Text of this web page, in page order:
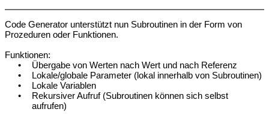
Code Generator unterstützt nun Subroutinen in der Form von
Prozeduren oder Funktionen.
Funktionen:
•
Übergabe von Werten nach Wert und nach Referenz
•
Lokale/globale Parameter (lokal innerhalb von Subroutinen)
•
Lokale Variablen
•
Rekursiver Aufruf (Subroutinen können sich selbst
aufrufen)